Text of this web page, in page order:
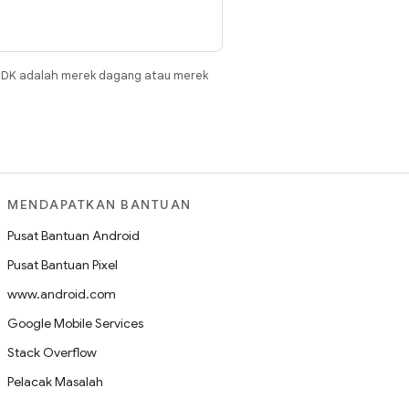
adalah merek dagang atau merek
MENDAPATKAN BANTUAN
Pusat Bantuan Android
Pusat Bantuan Pixel
www.android.com
Google Mobile Services
Stack Overflow
Pelacak Masalah